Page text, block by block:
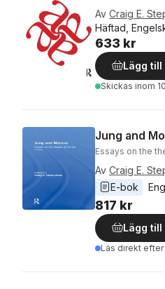
Av Craig E.
Häftad,
633 kr
Lägg till
Skickas inom
Jung and
Essays on the
Av Craig E.
E-bok
817 kr
Lägg till
Läs direkt